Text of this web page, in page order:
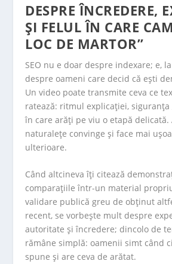
DESPRE ÎNCREDERE,
ȘI FELUL ÎN CARE
LOC DE MARTOR”
SEO nu e doar despre indexare; e,
despre oameni care decid că ești
Un video poate transmite ceva ce
ratează: ritmul explicației,
în care arăți pe viu o etapă delicată.
naturalețe convinge și face mai
ulterioare.
Când altcineva îți citează
comparațiile într-un material
validare publică greu de obținut
recent, se vorbește mult despre
autoritate și încredere; dincolo de
rămâne simplă: oamenii simt când
spune și are ceva de arătat.